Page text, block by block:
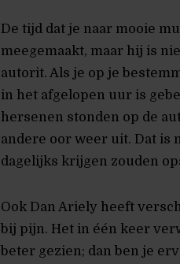
De tijd dat je naar mooie
meegemaakt, maar hij is
autorit. Als je op je
in het afgelopen uur is
hersenen stonden op de
andere oor weer uit. Dat is
dagelijks krijgen zouden
Ook Dan Ariely heeft
bij pijn. Het in één keer
beter gezien; dan ben je